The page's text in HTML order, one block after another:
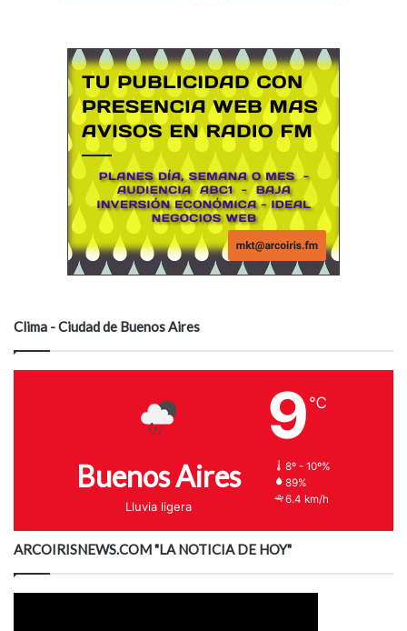
Clima - Ciudad de Buenos Aires
Buenos Aires
Lluvia ligera
9 ℃
8º - 10º%
89%
6.4 km/h
ARCOIRISNEWS.COM "LA NOTICIA DE HOY"